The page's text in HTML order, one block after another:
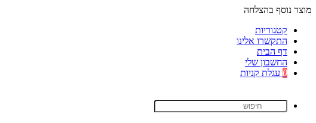
מוצר נוסף בהצלחה
קטגוריות
התקשרו אלינו
דף הבית
החשבון שלי
0 עגלת קניות